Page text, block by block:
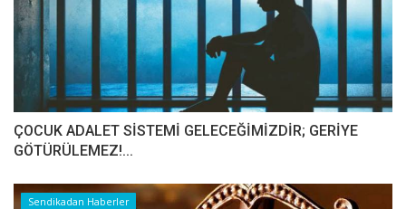
ÇOCUK ADALET SİSTEMİ GELECEĞİMİZDİR; GERİYE
GÖTÜRÜLEMEZ!...
Sendikadan Haberler